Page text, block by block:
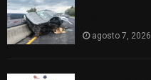
agosto 7, 2026